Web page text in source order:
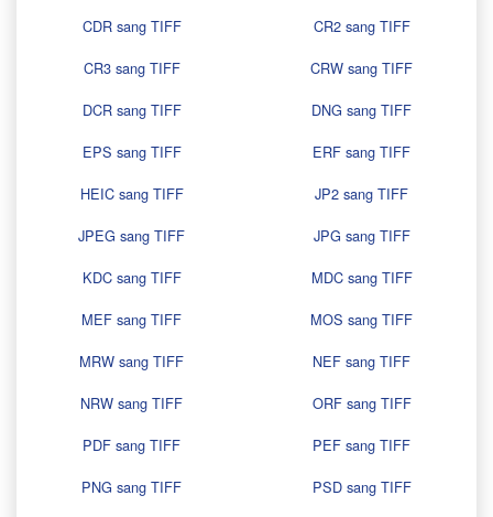
CDR sang TIFF
CR2 sang TIFF
CR3 sang TIFF
CRW sang TIFF
DCR sang TIFF
DNG sang TIFF
EPS sang TIFF
ERF sang TIFF
HEIC sang TIFF
JP2 sang TIFF
JPEG sang TIFF
JPG sang TIFF
KDC sang TIFF
MDC sang TIFF
MEF sang TIFF
MOS sang TIFF
MRW sang TIFF
NEF sang TIFF
NRW sang TIFF
ORF sang TIFF
PDF sang TIFF
PEF sang TIFF
PNG sang TIFF
PSD sang TIFF